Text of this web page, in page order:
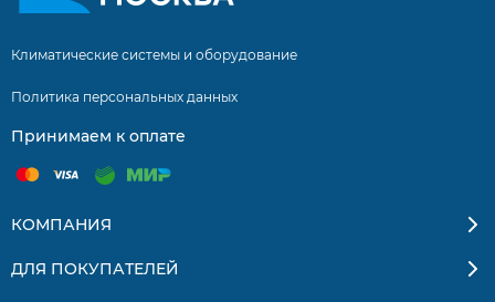
Климатические системы и оборудование
Политика персональных данных
Принимаем к оплате
КОМПАНИЯ
ДЛЯ ПОКУПАТЕЛЕЙ